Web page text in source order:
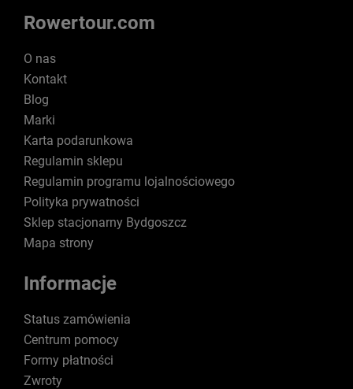
Rowertour.com
O nas
Kontakt
Blog
Marki
Karta podarunkowa
Regulamin sklepu
Regulamin programu lojalnościowego
Polityka prywatności
Sklep stacjonarny Bydgoszcz
Mapa strony
Informacje
Status zamówienia
Centrum pomocy
Formy płatności
Zwroty